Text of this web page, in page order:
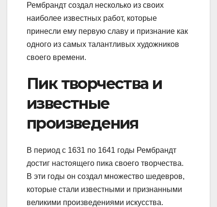
Рембрандт создал несколько из своих
наиболее известных работ, которые
принесли ему первую славу и признание как
одного из самых талантливых художников
своего времени.
Пик творчества и
известные
произведения
В период с 1631 по 1641 годы Рембрандт
достиг настоящего пика своего творчества.
В эти годы он создал множество шедевров,
которые стали известными и признанными
великими произведениями искусства.